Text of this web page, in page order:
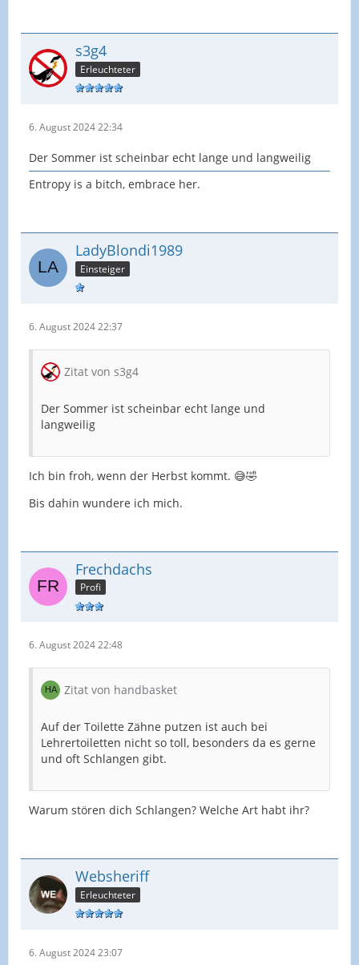
s3g4
Erleuchteter
6. August 2024 22:34
Der Sommer ist scheinbar echt lange und langweilig
Entropy is a bitch, embrace her.
LadyBlondi1989
Einsteiger
6. August 2024 22:37
Zitat von s3g4
Der Sommer ist scheinbar echt lange und
langweilig
Ich bin froh, wenn der Herbst kommt. 😅🤣
Bis dahin wundere ich mich.
Frechdachs
Profi
6. August 2024 22:48
Zitat von handbasket
Auf der Toilette Zähne putzen ist auch bei
Lehrertoiletten nicht so toll, besonders da es gerne
und oft Schlangen gibt.
Warum stören dich Schlangen? Welche Art habt ihr?
Websheriff
Erleuchteter
6. August 2024 23:07